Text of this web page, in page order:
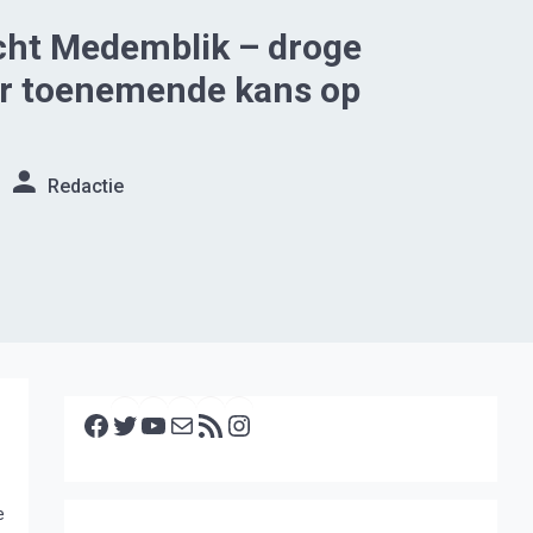
Medemblik – droge
toenemende kans op
Redactie
Facebook Twitter YouTube E-mail RSS feed